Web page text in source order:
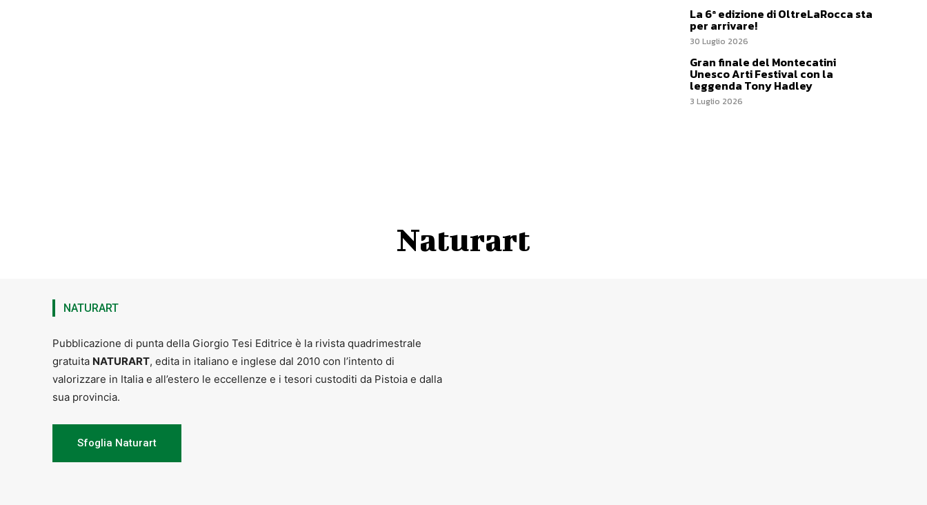
La 6ª edizione di OltreLaRocca sta
per arrivare!
30 Luglio 2026
Gran finale del Montecatini
Unesco Arti Festival con la
leggenda Tony Hadley
3 Luglio 2026
Naturart
NATURART
Pubblicazione di punta della Giorgio Tesi Editrice è la rivista quadrimestrale
gratuita NATURART, edita in italiano e inglese dal 2010 con l’intento di
valorizzare in Italia e all’estero le eccellenze e i tesori custoditi da Pistoia e dalla
sua provincia.
Sfoglia Naturart